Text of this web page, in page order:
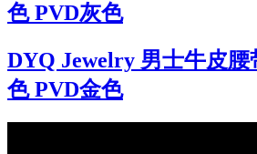
色 PVD灰色
DYQ Jewelry 男士牛皮腰
色 PVD金色